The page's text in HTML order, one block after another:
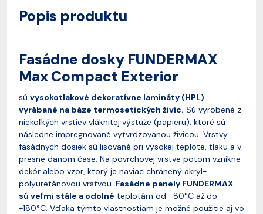
Popis produktu
Fasádne dosky FUNDERMAX
Max Compact Exterior
sú vysokotlakové dekoratívne lamináty (HPL)
vyrábané na báze termosetických živíc. Sú vyrobené z
niekoľkých vrstiev vláknitej výstuže (papieru), ktoré sú
následne impregnované vytvrdzovanou živicou. Vrstvy
fasádnych dosiek sú lisované pri vysokej teplote, tlaku a v
presne danom čase. Na povrchovej vrstve potom vznikne
dekór alebo vzor, ktorý je naviac chránený akryl-
polyuretánovou vrstvou. Fasádne panely FUNDERMAX
sú veľmi stále a odolné teplotám od -80°C až do
+180°C. Vďaka týmto vlastnostiam je možné použitie aj vo